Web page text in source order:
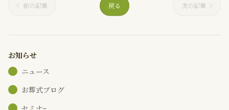
前の記事 戻る 次の記事
お知らせ
ニュース
お葬式ブログ
セミナｰ